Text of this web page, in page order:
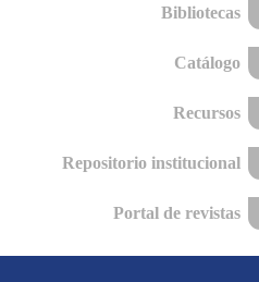
Bibliotecas
Catálogo
Recursos
Repositorio institucional
Portal de revistas